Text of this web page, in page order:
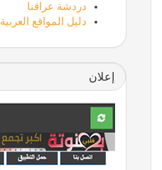
دردشة عراقنا
دليل المواقع العربية
إعلان